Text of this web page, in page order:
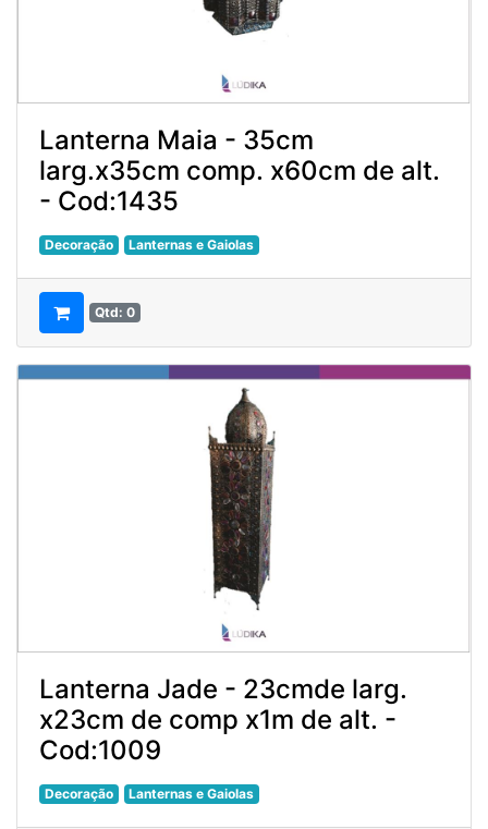
Lanterna Maia - 35cm
larg.x35cm comp. x60cm de alt.
- Cod:1435
Decoração Lanternas e Gaiolas
Qtd: 0
Lanterna Jade - 23cmde larg.
x23cm de comp x1m de alt. -
Cod:1009
Decoração Lanternas e Gaiolas